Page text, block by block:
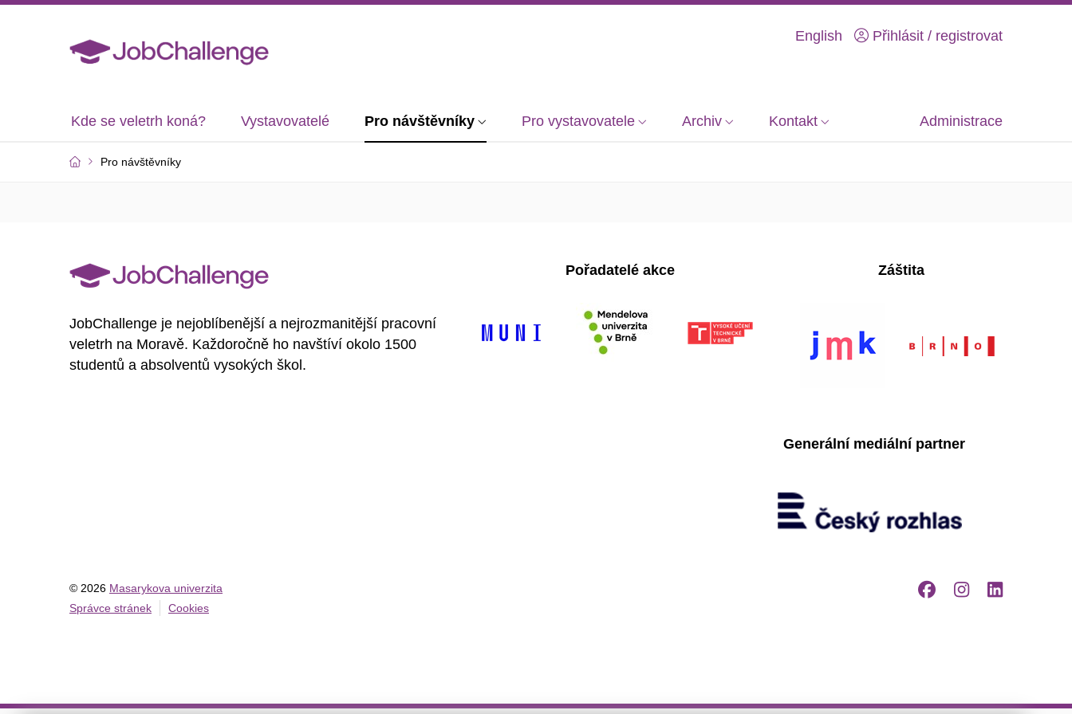
English Přihlásit / registrovat
Kde se veletrh koná? Vystavovatelé Pro návštěvníky Pro vystavovatele Archiv Kontakt Administrace
Pro návštěvníky
JobChallenge je nejoblíbenější a nejrozmanitější pracovní
veletrh na Moravě. Každoročně ho navštíví okolo 1500
studentů a absolventů vysokých škol.
Pořadatelé akce Záštita
Generální mediální partner
© 2026 Masarykova univerzita
Správce stránek
Cookies
Facebook